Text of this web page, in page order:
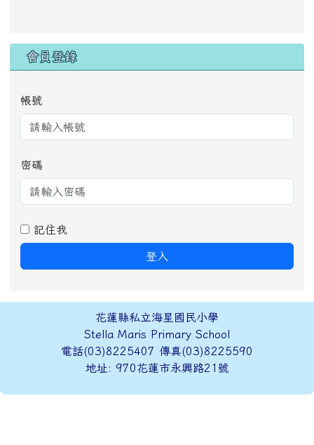
會員登錄
帳號
密碼
記住我
登入
頁尾區域內容花蓮縣私立海星國民小學
Stella Maris Primary School
電話(03)8225407 傳真(03)8225590
地址: 970花蓮市永興路21號